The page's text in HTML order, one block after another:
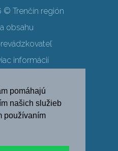
pomáhajú
našich služieb
používaním
© Trenčín región
obsahu
informácií
údajov
DE
PL